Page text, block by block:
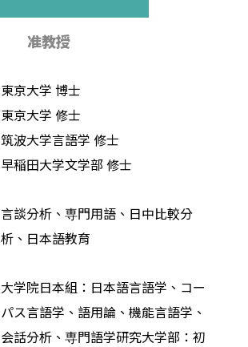
准教授
東京大学 博士
東京大学 修士
筑波大学言語学 修士
早稲田大学文学部 修士
言談分析、専門用語、日中比較分
析、日本語教育
大学院日本組：日本語言語学、コー
パス言語学、語用論、機能言語学、
会話分析、専門語学研究大学部：初